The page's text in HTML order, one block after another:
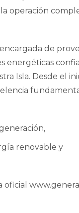
operación
de
energéticas
Isla. Desde el
renovable y
oficial